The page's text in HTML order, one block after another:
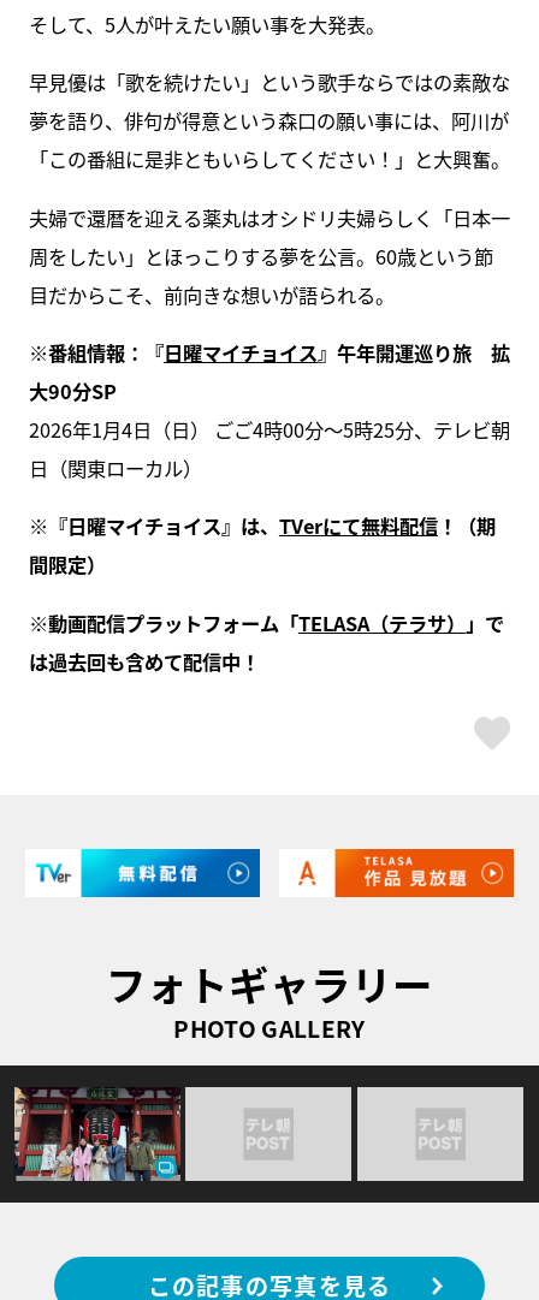
そして、5人が叶えたい願い事を大発表。
早見優は「歌を続けたい」という歌手ならではの素敵な
夢を語り、俳句が得意という森口の願い事には、阿川が
「この番組に是非ともいらしてください！」と大興奮。
夫婦で還暦を迎える薬丸はオシドリ夫婦らしく「日本一
周をしたい」とほっこりする夢を公言。60歳という節
目だからこそ、前向きな想いが語られる。
※番組情報：『日曜マイチョイス』午年開運巡り旅 拡
大90分SP
2026年1月4日（日） ごご4時00分～5時25分、テレビ朝
日（関東ローカル）
※『日曜マイチョイス』は、 TVerにて無料配信！（期
間限定）
※動画配信プラットフォーム「TELASA（テラサ） 」で
は過去回も含めて配信中！
フォトギャラリー
PHOTO GALLERY
この記事の写真を見る